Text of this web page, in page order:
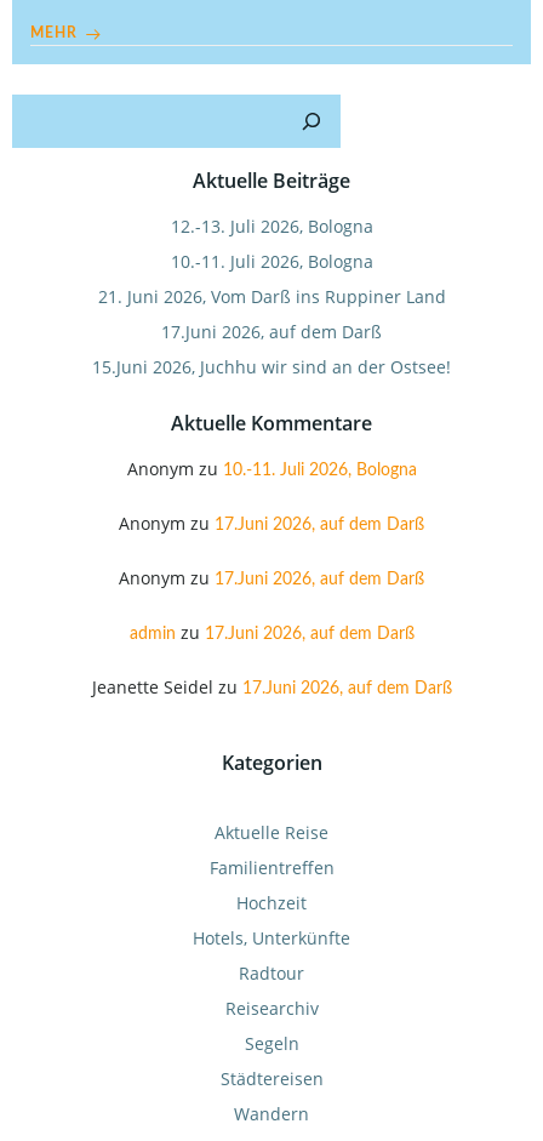
MEHR
Aktuelle Beiträge
12.-13. Juli 2026, Bologna
10.-11. Juli 2026, Bologna
21. Juni 2026, Vom Darß ins Ruppiner Land
17.Juni 2026, auf dem Darß
15.Juni 2026, Juchhu wir sind an der Ostsee!
Aktuelle Kommentare
Anonym zu 10.-11. Juli 2026, Bologna
Anonym zu 17.Juni 2026, auf dem Darß
Anonym zu 17.Juni 2026, auf dem Darß
admin zu 17.Juni 2026, auf dem Darß
Jeanette Seidel zu 17.Juni 2026, auf dem Darß
Kategorien
Aktuelle Reise
Familientreffen
Hochzeit
Hotels, Unterkünfte
Radtour
Reisearchiv
Segeln
Städtereisen
Wandern